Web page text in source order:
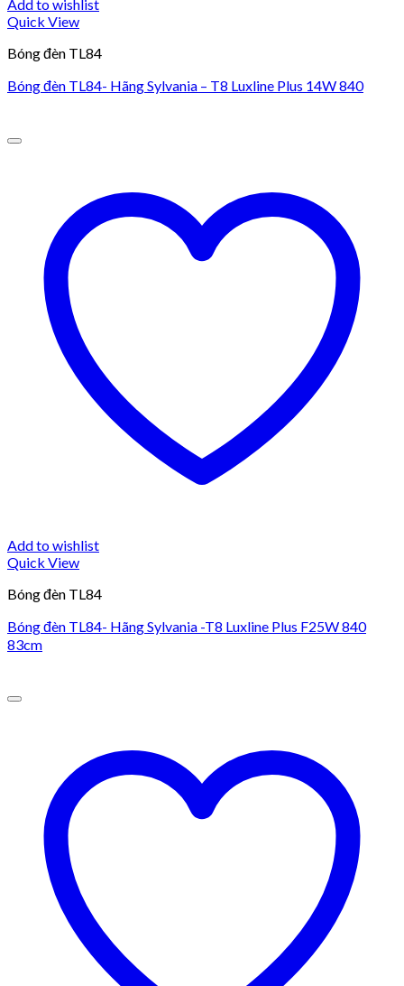
Add to wishlist
Quick View
Bóng đèn TL84
Bóng đèn TL84- Hãng Sylvania – T8 Luxline Plus 14W 840
Add to wishlist
Quick View
Bóng đèn TL84
Bóng đèn TL84- Hãng Sylvania -T8 Luxline Plus F25W 840
83cm